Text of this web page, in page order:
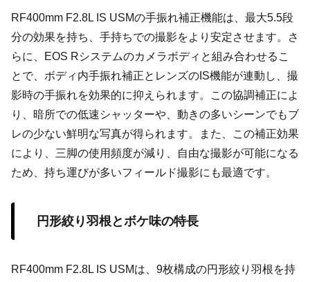
RF400mm F2.8L IS USMの手振れ補正機能は、最大5.5段
分の効果を持ち、手持ちでの撮影をより安定させます。さ
らに、EOS Rシステムのカメラボディと組み合わせるこ
とで、ボディ内手振れ補正とレンズのIS機能が連動し、撮
影時の手振れを効果的に抑えられます。この協調補正によ
り、暗所での低速シャッターや、動きの多いシーンでもブ
レの少ない鮮明な写真が得られます。また、この補正効果
により、三脚の使用頻度が減り、自由な撮影が可能になる
ため、持ち運びが多いフィールド撮影にも最適です。
円形絞り羽根とボケ味の特長
RF400mm F2.8L IS USMは、9枚構成の円形絞り羽根を持